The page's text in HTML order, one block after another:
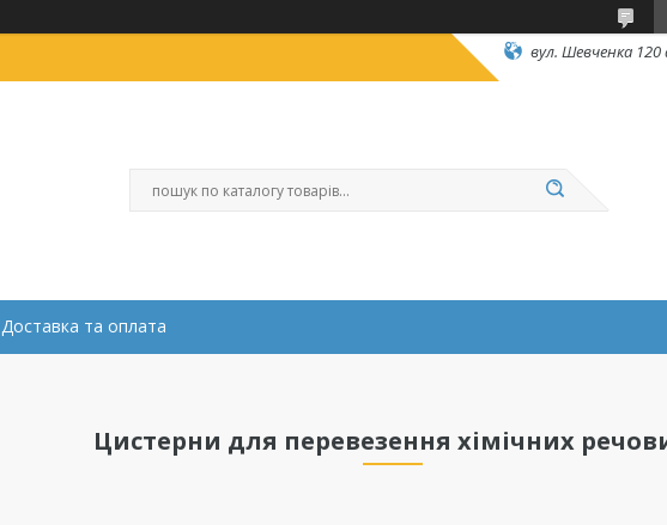
вул. Шевченка 120
Доставка та оплата
Цистерни для перевезення хімічних